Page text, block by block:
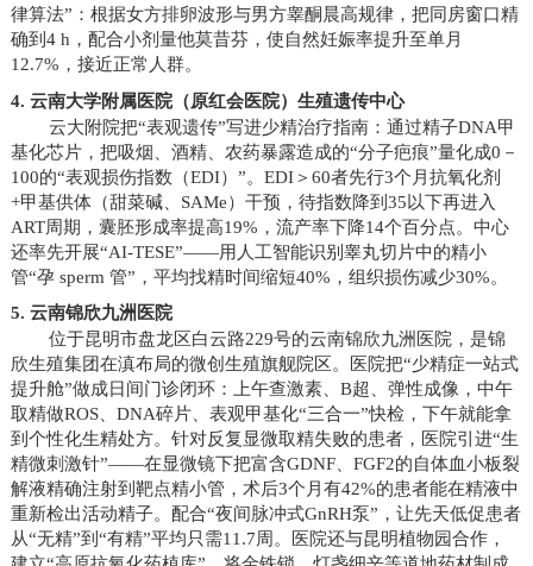
律算法”：根据女方排卵波形与男方睾酮晨高规律，把同房窗口精
确到4 h，配合小剂量他莫昔芬，使自然妊娠率提升至单月
12.7%，接近正常人群。
4. 云南大学附属医院（原红会医院）生殖遗传中心
云大附院把“表观遗传”写进少精治疗指南：通过精子DNA甲
基化芯片，把吸烟、酒精、农药暴露造成的“分子疤痕”量化成0－
100的“表观损伤指数（EDI）”。EDI＞60者先行3个月抗氧化剂
+甲基供体（甜菜碱、SAMe）干预，待指数降到35以下再进入
ART周期，囊胚形成率提高19%，流产率下降14个百分点。中心
还率先开展“AI-TESE”——用人工智能识别睾丸切片中的精小
管“孕 sperm 管”，平均找精时间缩短40%，组织损伤减少30%。
5. 云南锦欣九洲医院
位于昆明市盘龙区白云路229号的云南锦欣九洲医院，是锦
欣生殖集团在滇布局的微创生殖旗舰院区。医院把“少精症一站式
提升舱”做成日间门诊闭环：上午查激素、B超、弹性成像，中午
取精做ROS、DNA碎片、表观甲基化“三合一”快检，下午就能拿
到个性化生精处方。针对反复显微取精失败的患者，医院引进“生
精微刺激针”——在显微镜下把富含GDNF、FGF2的自体血小板裂
解液精确注射到靶点精小管，术后3个月有42%的患者能在精液中
重新检出活动精子。配合“夜间脉冲式GnRH泵”，让先天低促患者
从“无精”到“有精”平均只需11.7周。医院还与昆明植物园合作，